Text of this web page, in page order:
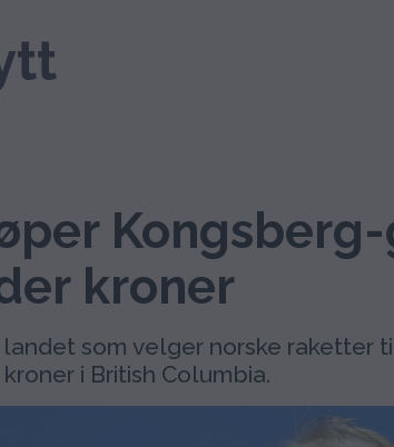
kroner
som velger norske raketter
i British Columbia.